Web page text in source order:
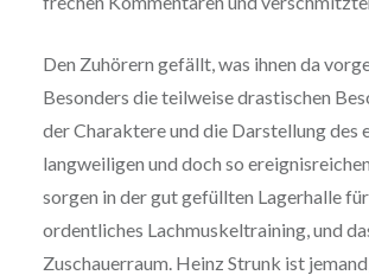
Den Zuhörern gefällt, was ihnen da
Besonders die teilweise drastischen
der Charaktere und die Darstellung des
langweiligen und doch so
sorgen in der gut gefüllten Lagerhalle
ordentliches Lachmuskeltraining, und
Zuschauerraum. Heinz Strunk ist